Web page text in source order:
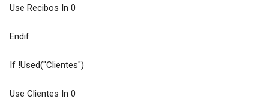
Use Recibos In 0
Endif
If !Used("Clientes")
Use Clientes In 0